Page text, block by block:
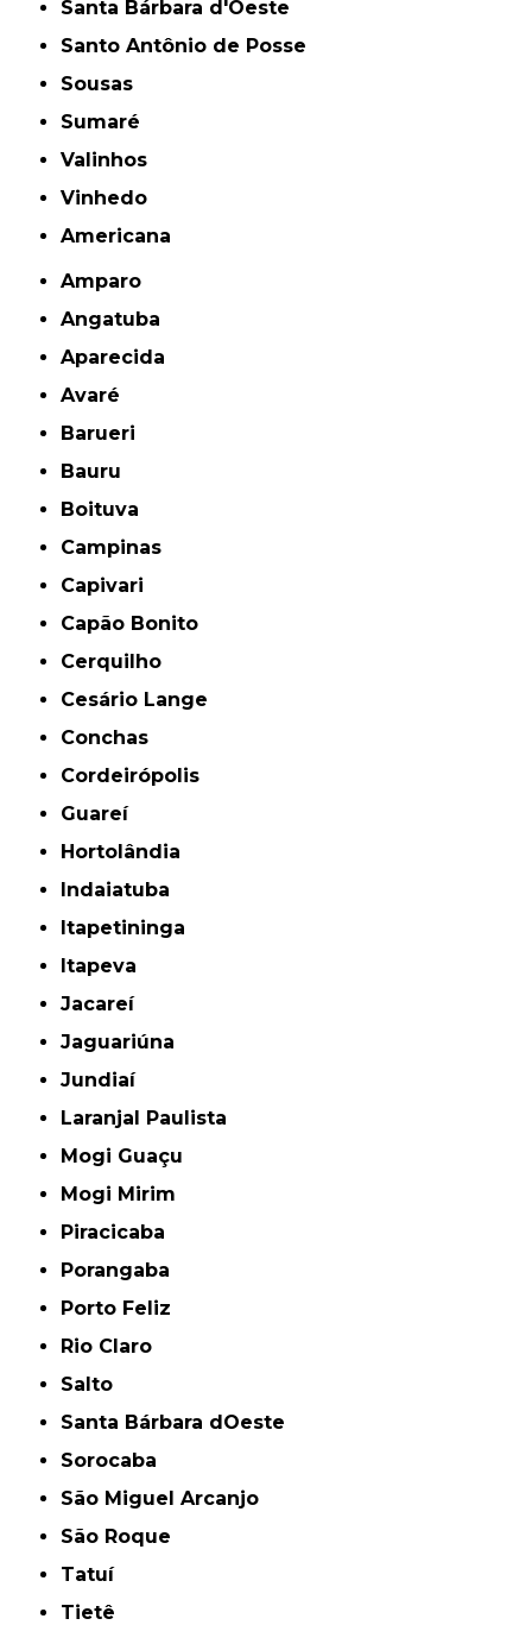
Santa Bárbara d'Oeste
Santo Antônio de Posse
Sousas
Sumaré
Valinhos
Vinhedo
americana
Amparo
Angatuba
Aparecida
Avaré
Barueri
Bauru
Boituva
Campinas
Capivari
Capão Bonito
Cerquilho
Cesário Lange
Conchas
Cordeirópolis
Guareí
Hortolândia
Indaiatuba
Itapetininga
Itapeva
Jacareí
Jaguariúna
Jundiaí
Laranjal Paulista
Mogi Guaçu
Mogi Mirim
Piracicaba
Porangaba
Porto Feliz
Rio Claro
Salto
Santa Bárbara dOeste
Sorocaba
São Miguel Arcanjo
São Roque
Tatuí
Tietê